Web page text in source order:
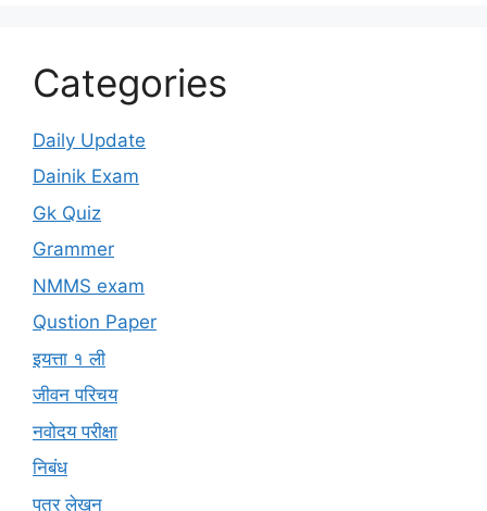
Categories
Daily Update
Dainik Exam
Gk Quiz
Grammer
NMMS exam
Qustion Paper
इयत्ता १ ली
जीवन परिचय
नवोदय परीक्षा
निबंध
पत्र लेखन